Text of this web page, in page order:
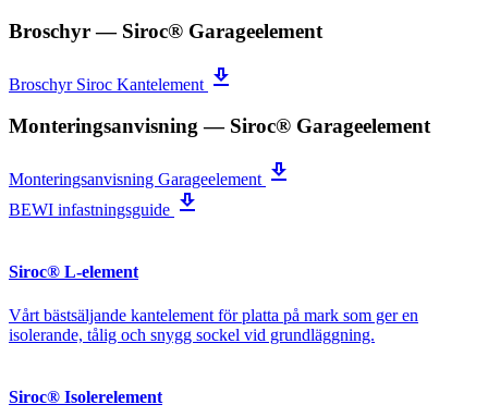
Broschyr— Siroc® Garageelement
Broschyr Siroc Kantelement get_app
Monteringsanvisning— Siroc® Garageelement
Monteringsanvisning Garageelement get_app
BEWI infastningsguide get_app
Siroc® L-element
Vårt bästsäljande kantelement för platta på mark som ger en
isolerande, tålig och snygg sockel vid grundläggning.
Siroc® Isolerelement